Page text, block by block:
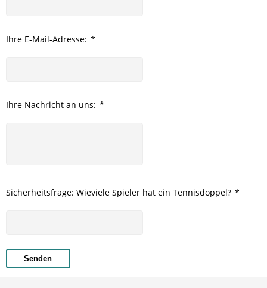
Ihre E-Mail-Adresse: *
Ihre Nachricht an uns: *
Sicherheitsfrage: Wieviele Spieler hat ein Tennisdoppel? *
Senden